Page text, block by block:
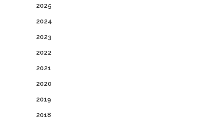
2025
2024
2023
2022
2021
2020
2019
2018